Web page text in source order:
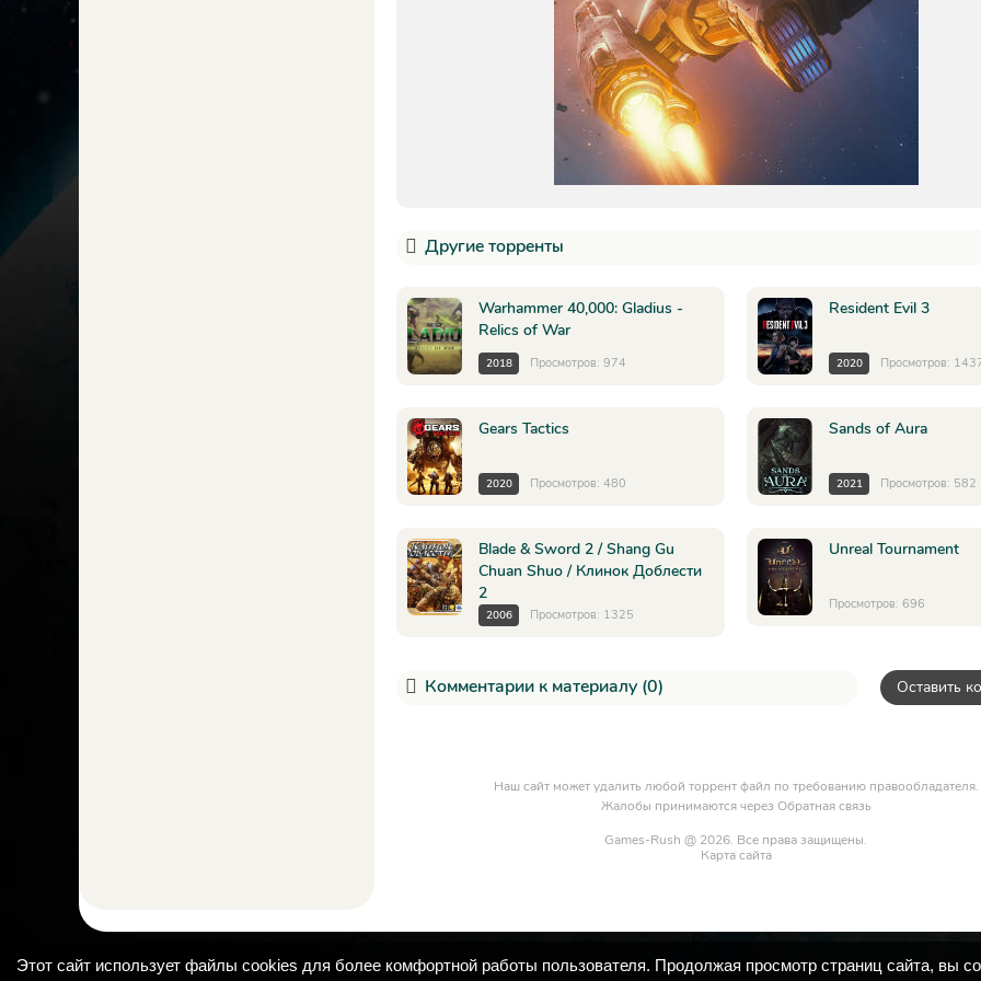
Другие торренты
Warhammer 40,000: Gladius -
Relics of War
2018 Просмотров: 974
Resident Evil 3
2020 Просмотров:
Gears Tactics
2020 Просмотров: 480
Sands of Aura
2021 Просмотров: 582
Blade & Sword 2 / Shang Gu
Chuan Shuo / Клинок Доблести
2
2006 Просмотров: 1325
Unreal Tournament
Просмотров: 696
Комментарии к материалу (0) Оставить
Наш сайт может удалить любой торрент файл по требованию правообладателя.
Жалобы принимаются через Обратная связь
Games-Rush @ 2026. Все права защищены.
Карта сайта
Этот сайт использует файлы cookies для более комфортной работы пользователя. Продолжая просмотр страниц сайта, вы